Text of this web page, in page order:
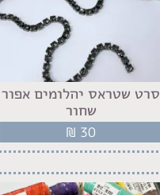
סרט שטראס יהלומים אפור
שחור
₪ 30